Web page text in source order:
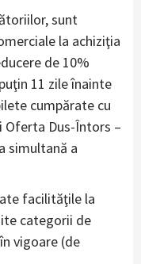
sunt
la achiziţia
de 10%
11 zile înainte
cumpărate cu
Oferta Dus-Întors –
simultană a
facilităţile la
categorii de
vigoare (de